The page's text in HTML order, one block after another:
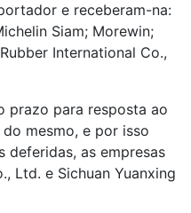
e receberam-na:
Siam; Morewin;
International Co.,
prazo para resposta ao
mesmo, e por isso
deferidas, as empresas
Ltd. e Sichuan Yuanxing